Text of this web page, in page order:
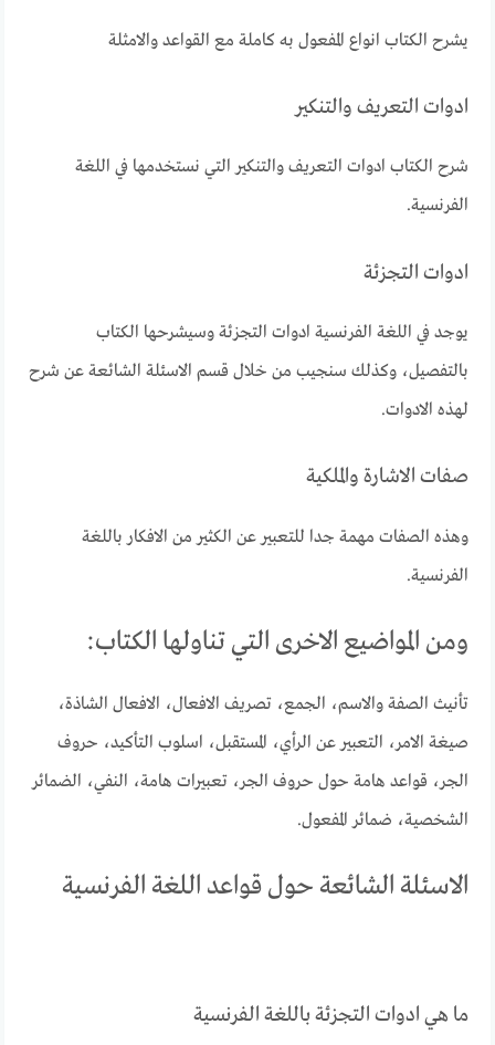
يشرح الكتاب انواع المفعول به كاملة مع القواعد والامثلة
ادوات التعريف والتنكير
شرح الكتاب ادوات التعريف والتنكير التي نستخدمها في اللغة
الفرنسية.
ادوات التجزئة
يوجد في اللغة الفرنسية ادوات التجزئة وسيشرحها الكتاب
بالتفصيل، وكذلك سنجيب من خلال قسم الاسئلة الشائعة عن شرح
لهذه الادوات.
صفات الاشارة والملكية
وهذه الصفات مهمة جدا للتعبير عن الكثير من الافكار باللغة
الفرنسية.
ومن المواضيع الاخرى التي تناولها الكتاب:
تأنيث الصفة والاسم، الجمع، تصريف الافعال، الافعال الشاذة،
صيغة الامر، التعبير عن الرأي، المستقبل، اسلوب التأكيد، حروف
الجر، قواعد هامة حول حروف الجر، تعبيرات هامة، النفي، الضمائر
الشخصية، ضمائر المفعول.
الاسئلة الشائعة حول قواعد اللغة الفرنسية
ما هي ادوات التجزئة باللغة الفرنسية